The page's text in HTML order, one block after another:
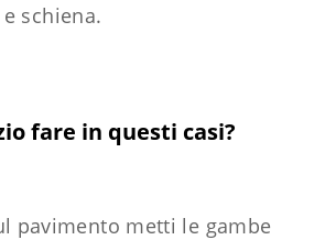
schiena.
fare in questi casi?
pavimento metti le gambe